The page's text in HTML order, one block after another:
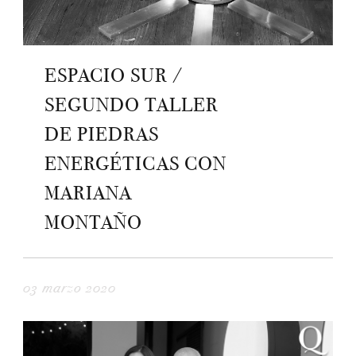
ESPACIO SUR /
SEGUNDO TALLER
DE PIEDRAS
ENERGÉTICAS CON
MARIANA
MONTAÑO
03 marzo 2020